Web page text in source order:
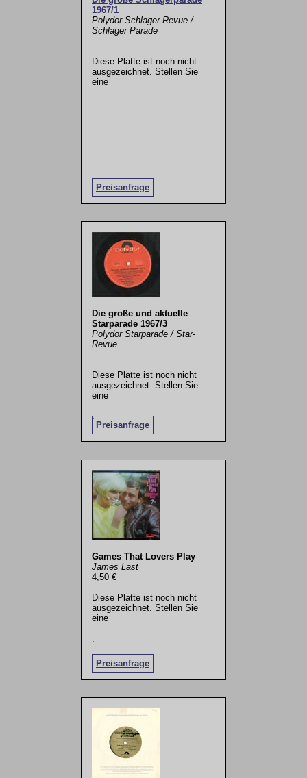
1967/1
Polydor Schlager-Revue /
Schlager Parade
Diese Platte ist noch nicht
ausgezeichnet. Stellen Sie
eine
Preisanfrage
Die große und aktuelle
Starparade 1967/3
Polydor Starparade / Star-
Revue
Diese Platte ist noch nicht
ausgezeichnet. Stellen Sie
eine
Preisanfrage
.
Games That Lovers Play
James Last
4,50 €
Diese Platte ist noch nicht
ausgezeichnet. Stellen Sie
eine
Preisanfrage